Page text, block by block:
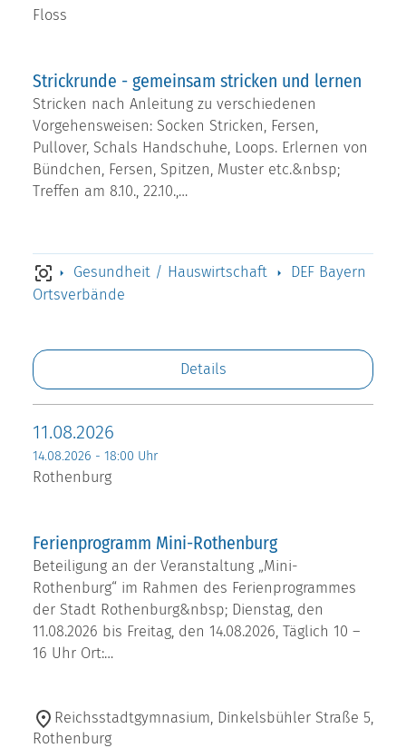
Floss
Strickrunde - gemeinsam stricken und lernen
Stricken nach Anleitung zu verschiedenen
Vorgehensweisen: Socken Stricken, Fersen,
Pullover, Schals Handschuhe, Loops. Erlernen von
Bündchen, Fersen, Spitzen, Muster etc.&nbsp;
Treffen am 8.10., 22.10.,…
Gesundheit / Hauswirtschaft
DEF Bayern
Ortsverbände
Details
11.08.2026
14.08.2026 - 18:00 Uhr
Rothenburg
Ferienprogramm Mini-Rothenburg
Beteiligung an der Veranstaltung „Mini-
Rothenburg“ im Rahmen des Ferienprogrammes
der Stadt Rothenburg&nbsp; Dienstag, den
11.08.2026 bis Freitag, den 14.08.2026, Täglich 10 –
16 Uhr Ort:…
Reichsstadtgymnasium, Dinkelsbühler Straße 5,
Rothenburg